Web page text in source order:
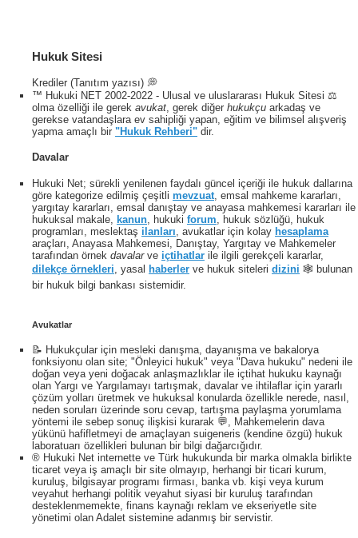
Hukuk Sitesi
Krediler (Tanıtım yazısı) 💭
™ Hukuki NET 2002-2022 - Ulusal ve uluslararası Hukuk Sitesi ⚖️
olma özelliği ile gerek avukat , gerek diğer hukukçu arkadaş ve
gerekse vatandaşlara ev sahipliği yapan, eğitim ve bilimsel alışveriş
yapma amaçlı bir "Hukuk Rehberi" dir.
Davalar
Hukuki Net; sürekli yenilenen faydalı güncel içeriği ile hukuk dallarına
göre kategorize edilmiş çeşitli mevzuat , emsal mahkeme kararları,
yargıtay kararları, emsal danıştay ve anayasa mahkemesi kararları ile
hukuksal makale, kanun , hukuki forum , hukuk sözlüğü, hukuk
programları, meslektaş ilanları , avukatlar için kolay hesaplama
araçları, Anayasa Mahkemesi, Danıştay, Yargıtay ve Mahkemeler
tarafından örnek davalarve içtihatlar ile ilgili gerekçeli kararlar,
dilekçe örnekleri , yasal haberler ve hukuk siteleri dizini 🕸 bulunan
bir hukuk bilgi bankası sistemidir.
Avukatlar
📝 Hukukçular için mesleki danışma, dayanışma ve bakalorya
fonksiyonu olan site; "Önleyici hukuk" veya "Dava hukuku" nedeni ile
doğan veya yeni doğacak anlaşmazlıklar ile içtihat hukuku kaynağı
olan Yargı ve Yargılamayı tartışmak, davalar ve ihtilaflar için yararlı
çözüm yolları üretmek ve hukuksal konularda özellikle nerede, nasıl,
neden soruları üzerinde soru cevap, tartışma paylaşma yorumlama
yöntemi ile sebep sonuç ilişkisi kurarak 💬, Mahkemelerin dava
yükünü hafifletmeyi de amaçlayan suigeneris (kendine özgü) hukuk
laboratuarı özellikleri bulunan bir bilgi dağarcığıdır.
® Hukuki Net internette ve Türk hukukunda bir marka olmakla birlikte
ticaret veya iş amaçlı bir site olmayıp, herhangi bir ticari kurum,
kuruluş, bilgisayar programı firması, banka vb. kişi veya kurum
veyahut herhangi politik veyahut siyasi bir kuruluş tarafından
desteklenmemekte, finans kaynağı reklam ve ekseriyetle site
yönetimi olan Adalet sistemine adanmış bir servistir.